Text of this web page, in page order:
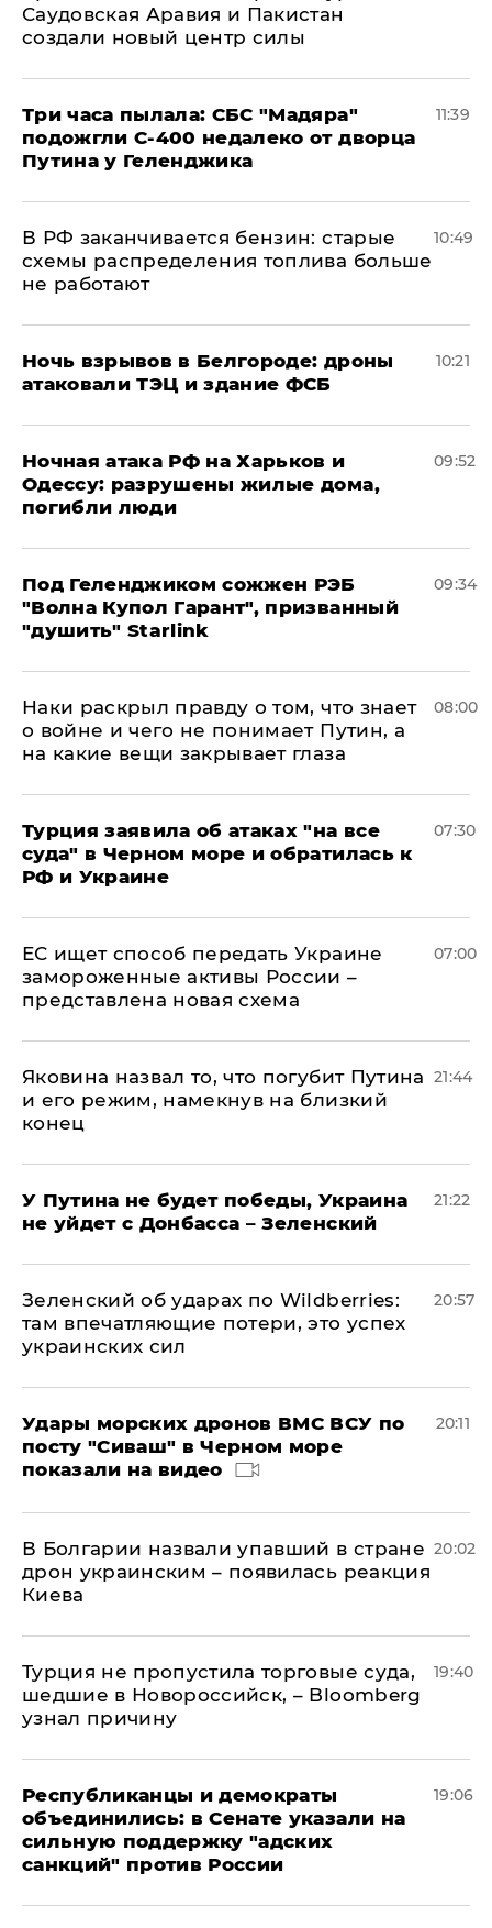
Саудовская Аравия и Пакистан
создали новый центр силы
Три часа пылала: СБС "Мадяра"
подожгли С-400 недалеко от дворца
Путина у Геленджика
11:39
​В РФ заканчивается бензин: старые
схемы распределения топлива больше
не работают
10:49
​Ночь взрывов в Белгороде: дроны
атаковали ТЭЦ и здание ФСБ
10:21
​Ночная атака РФ на Харьков и
Одессу: разрушены жилые дома,
погибли люди
09:52
Под Геленджиком сожжен РЭБ
"Волна Купол Гарант", призванный
"душить" Starlink
09:34
Наки раскрыл правду о том, что знает
о войне и чего не понимает Путин, а
на какие вещи закрывает глаза
08:00
Турция заявила об атаках "на все
суда" в Черном море и обратилась к
РФ и Украине
07:30
ЕС ищет способ передать Украине
замороженные активы России –
представлена новая схема
07:00
Яковина назвал то, что погубит Путина
и его режим, намекнув на близкий
конец
21:44
У Путина не будет победы, Украина
не уйдет с Донбасса – Зеленский
21:22
Зеленский об ударах по Wildberries:
там впечатляющие потери, это успех
украинских сил
20:57
Удары морских дронов ВМС ВСУ по
посту "Сиваш" в Черном море
показали на видео
20:11
В Болгарии назвали упавший в стране
дрон украинским – появилась реакция
Киева
20:02
Турция не пропустила торговые суда,
шедшие в Новороссийск, – Bloomberg
узнал причину
19:40
Республиканцы и демократы
объединились: в Сенате указали на
сильную поддержку "адских
санкций" против России
19:06